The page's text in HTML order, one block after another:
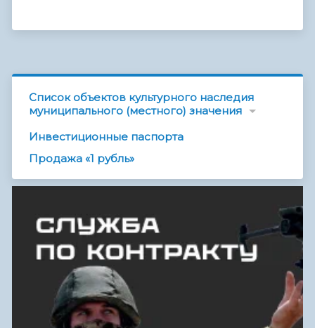
Список объектов культурного наследия
муниципального (местного) значения
Инвестиционные паспорта
Продажа «1 рубль»